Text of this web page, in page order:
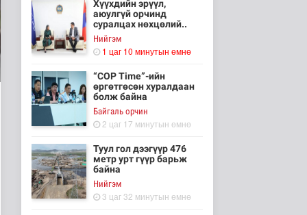
Хүүхдийн эрүүл,
аюулгүй орчинд
суралцах нөхцөлий..
Нийгэм
1 цаг 10 минутын өмнө
“COP Time”-ийн
өргөтгөсөн хуралдаан
болж байна
Байгаль орчин
2 цаг 17 минутын өмнө
Туул гол дээгүүр 476
метр урт гүүр барьж
байна
Нийгэм
3 цаг 32 минутын өмнө